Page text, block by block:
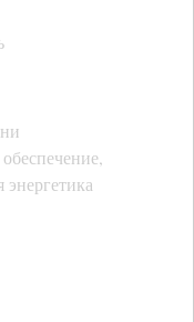
энергетика